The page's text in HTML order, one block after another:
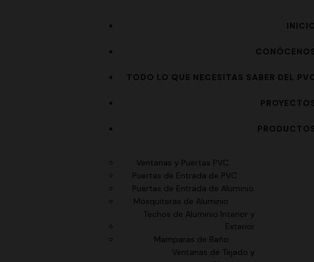
TODO LO QUE NECESITAS SABER DEL
Ventanas y Puertas PVC
Puertas de Entrada de PVC
Puertas de Entrada de Aluminio
Mosquiteras de Aluminio
Techos de Aluminio Interior y
Exterior
Mamparas de Baño
Ventanas de Tejado y